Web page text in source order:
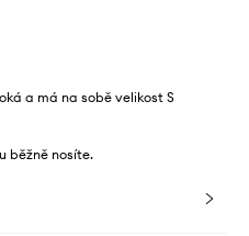
a má na sobě velikost S
běžně nosíte.